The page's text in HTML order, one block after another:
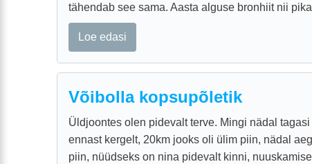
tähendab see sama. Aasta alguse bronhiit nii
Loe edasi
Võibolla kopsupõletik
Üldjoontes olen pidevalt terve. Mingi nädal
ennast kergelt, 20km jooks oli ülim piin, nädal
piin, nüüdseks on nina pidevalt kinni,